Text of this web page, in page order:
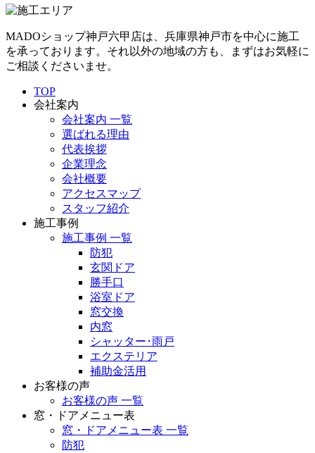
MADOショップ神戸六甲店は、兵庫県神戸市を中心に施工
を承っております。それ以外の地域の方も、まずはお気軽に
ご相談くださいませ。
TOP
会社案内
会社案内 一覧
選ばれる理由
代表挨拶
企業理念
会社概要
アクセスマップ
スタッフ紹介
施工事例
施工事例 一覧
防犯
玄関ドア
勝手口
浴室ドア
窓交換
内窓
シャッター･雨戸
エクステリア
補助金活用
お客様の声
お客様の声 一覧
窓・ドアメニュー表
窓・ドアメニュー表 一覧
防犯